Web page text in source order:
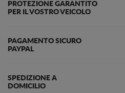
PROTEZIONE GARANTITO
PER IL VOSTRO VEICOLO
PAGAMENTO SICURO
PAYPAL
SPEDIZIONE A
DOMICILIO